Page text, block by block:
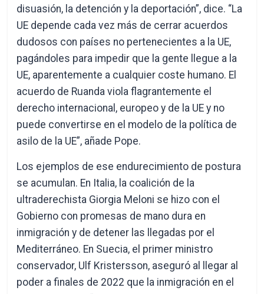
disuasión, la detención y la deportación”, dice. “La
UE depende cada vez más de cerrar acuerdos
dudosos con países no pertenecientes a la UE,
pagándoles para impedir que la gente llegue a la
UE, aparentemente a cualquier coste humano. El
acuerdo de Ruanda viola flagrantemente el
derecho internacional, europeo y de la UE y no
puede convertirse en el modelo de la política de
asilo de la UE”, añade Pope.
Los ejemplos de ese endurecimiento de postura
se acumulan. En Italia, la coalición de la
ultraderechista Giorgia Meloni se hizo con el
Gobierno con promesas de mano dura en
inmigración y de detener las llegadas por el
Mediterráneo. En Suecia, el primer ministro
conservador, Ulf Kristersson, aseguró al llegar al
poder a finales de 2022 que la inmigración en el